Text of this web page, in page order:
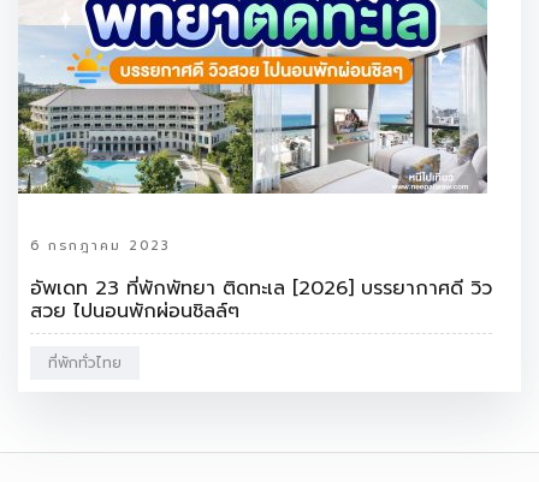
6 กรกฎาคม 2023
อัพเดท 23 ที่พักพัทยา ติดทะเล [2026] บรรยากาศดี วิว
สวย ไปนอนพักผ่อนชิลล์ๆ
ที่พักทั่วไทย